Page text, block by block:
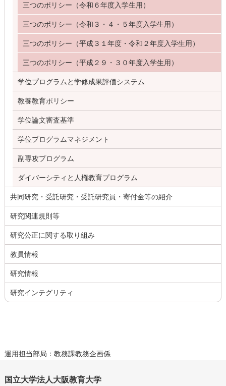
三つのポリシー（令和６年度入学生用）
三つのポリシー（令和３・４・５年度入学生用）
三つのポリシー（平成３１年度・令和２年度入学生用）
三つのポリシー（平成２９・３０年度入学生用）
学位プログラムと学修成果評価システム
教養教育ポリシー
学位論文審査基準
学位プログラムマネジメント
副専攻プログラム
ダイバーシティと人権教育プログラム
共同研究・受託研究・受託研究員・寄付金等の紹介
研究関連規則等
研究公正に関する取り組み
教員情報
研究情報
研究インテグリティ
運用担当部局：教務課教務企画係
国立大学法人大阪教育大学